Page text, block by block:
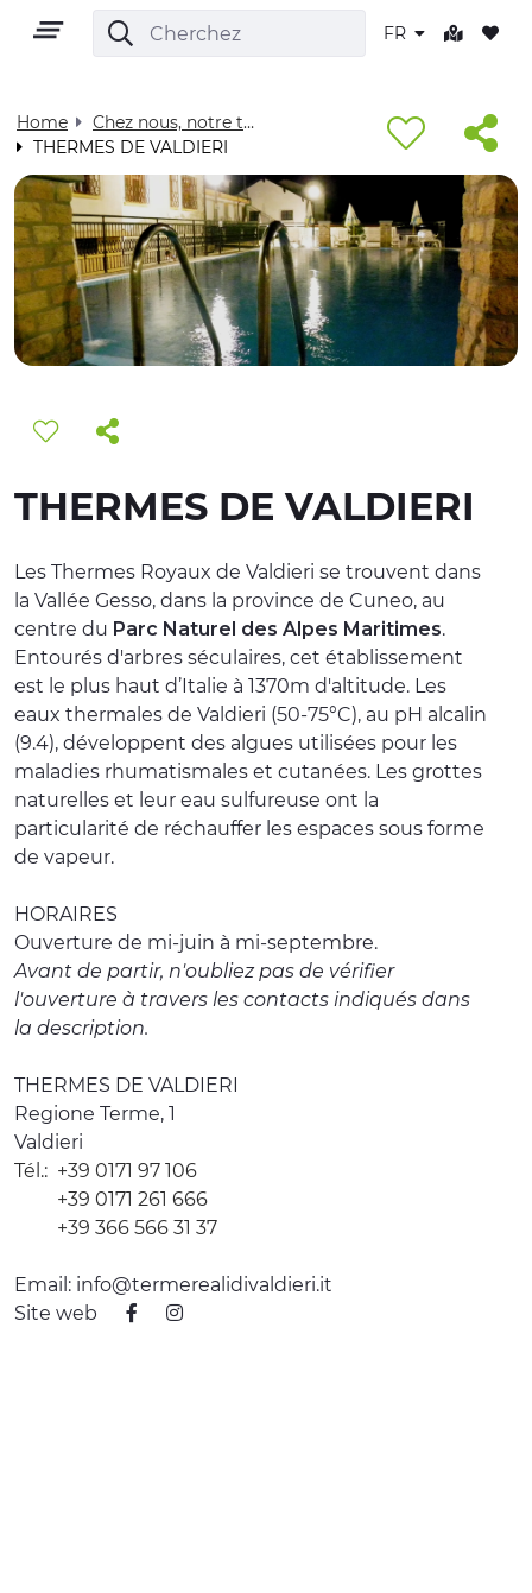
FR
FR
TERRITOIRE
NATURE ET BIEN-ÊTRE
EXPÉRIENCES
ÉVÉNEMENTS
OFFERTE
ACCUEIL
Home
Chez nous, notre territoire - Visit Cuneese
THERMES DE VALDIERI
THERMES DE VALDIERI
Les Thermes Royaux de Valdieri se trouvent dans
la Vallée Gesso, dans la province de Cuneo, au
centre du Parc Naturel des Alpes Maritimes.
Entourés d'arbres séculaires, cet établissement
est le plus haut d’Italie à 1370m d'altitude. Les
eaux thermales de Valdieri (50-75°C), au pH alcalin
(9.4), développent des algues utilisées pour les
maladies rhumatismales et cutanées. Les grottes
naturelles et leur eau sulfureuse ont la
particularité de réchauffer les espaces sous forme
de vapeur.
HORAIRES
Ouverture de mi-juin à mi-septembre.
Avant de partir, n'oubliez pas de vérifier
l'ouverture à travers les contacts indiqués dans
la description.
THERMES DE VALDIERI
Regione Terme, 1
Valdieri
Tél.: +39 0171 97 106
+39 0171 261 666
+39 366 566 31 37
Email: info@termerealidivaldieri.it
Site web